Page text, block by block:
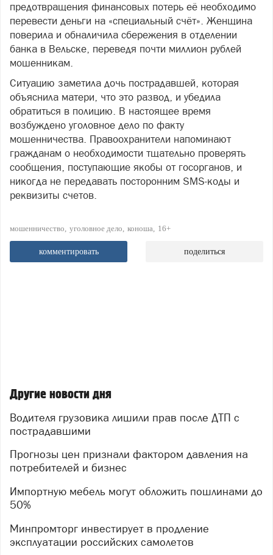
предотвращения финансовых потерь её необходимо
перевести деньги на «специальный счёт». Женщина
поверила и обналичила сбережения в отделении
банка в Вельске, переведя почти миллион рублей
мошенникам.
Ситуацию заметила дочь пострадавшей, которая
объяснила матери, что это развод, и убедила
обратиться в полицию. В настоящее время
возбуждено уголовное дело по факту
мошенничества. Правоохранители напоминают
гражданам о необходимости тщательно проверять
сообщения, поступающие якобы от госорганов, и
никогда не передавать посторонним SMS-коды и
реквизиты счетов.
мошенничество уголовное дело коноша 16+
комментировать поделиться
Другие новости дня
Водителя грузовика лишили прав после ДТП с
пострадавшими
Прогнозы цен признали фактором давления на
потребителей и бизнес
Импортную мебель могут обложить пошлинами до
50%
Минпромторг инвестирует в продление
эксплуатации российских самолетов